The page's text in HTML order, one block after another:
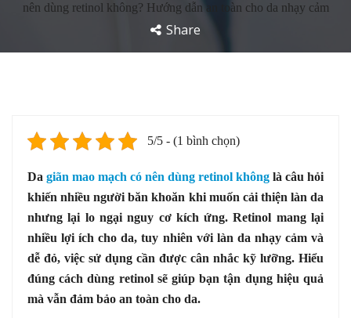
nên dùng retinol không? Hướng dẫn an toàn cho da nhạy cảm
Share
5/5 - (1 bình chọn)
Da giãn mao mạch có nên dùng retinol không là câu hỏi
khiến nhiều người băn khoăn khi muốn cải thiện làn da
nhưng lại lo ngại nguy cơ kích ứng. Retinol mang lại
nhiều lợi ích cho da, tuy nhiên với làn da nhạy cảm và
dễ đỏ, việc sử dụng cần được cân nhắc kỹ lưỡng. Hiểu
đúng cách dùng retinol sẽ giúp bạn tận dụng hiệu quả
mà vẫn đảm bảo an toàn cho da.